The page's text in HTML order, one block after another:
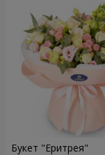
Букет "Еритрея"